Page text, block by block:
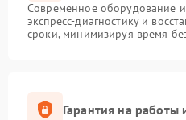
Современное оборудование
экспресс-диагностику и
сроки, минимизируя время
Гарантия на работы